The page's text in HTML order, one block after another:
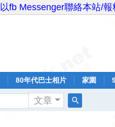
以fb Messenger聯絡本站/報
80年代巴士相片 家園
文章